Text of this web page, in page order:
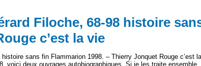
Filoche, 68-98 histoire
c’est la vie
sans fin Flammarion 1998. – Thierry Jonquet Rouge c’est
voici deux ouvrages autobiographiques. Si je les traite ensemble,